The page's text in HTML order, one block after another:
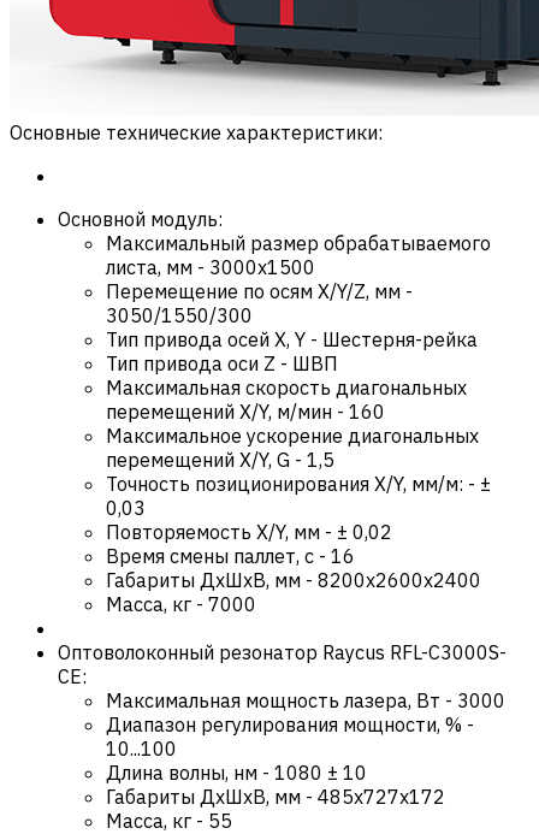
Основные технические характеристики:
Основной модуль:
Максимальный размер обрабатываемого
листа, мм - 3000х1500
Перемещение по осям X/Y/Z, мм -
3050/1550/300
Тип привода осей X, Y - Шестерня-рейка
Тип привода оси Z - ШВП
Максимальная скорость диагональных
перемещений X/Y, м/мин - 160
Максимальное ускорение диагональных
перемещений X/Y, G - 1,5
Точность позиционирования X/Y, мм/м: - ±
0,03
Повторяемость X/Y, мм - ± 0,02
Время смены паллет, с - 16
Габариты ДхШхВ, мм - 8200х2600х2400
Масса, кг - 7000
Оптоволоконный резонатор Raycus RFL-C3000S-
CE:
Максимальная мощность лазера, Вт - 3000
Диапазон регулирования мощности, % -
10...100
Длина волны, нм - 1080 ± 10
Габариты ДхШхВ, мм - 485x727x172
Масса, кг - 55